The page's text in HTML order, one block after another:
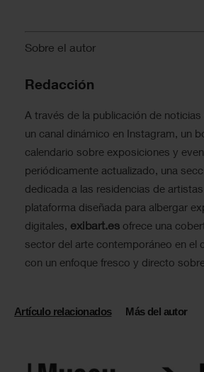
Sobre el autor
Redacción
A través de la publicación de
un canal dinámico en Instagram, un
calendario sobre exposiciones y
periódicamente actualizado, una
dedicada a las residencias de
plataforma diseñada para albergar
digitales, exibart.es ofrece una
sector del arte contemporáneo en el
con un enfoque fresco y directo
Artículo relacionados Más del autor